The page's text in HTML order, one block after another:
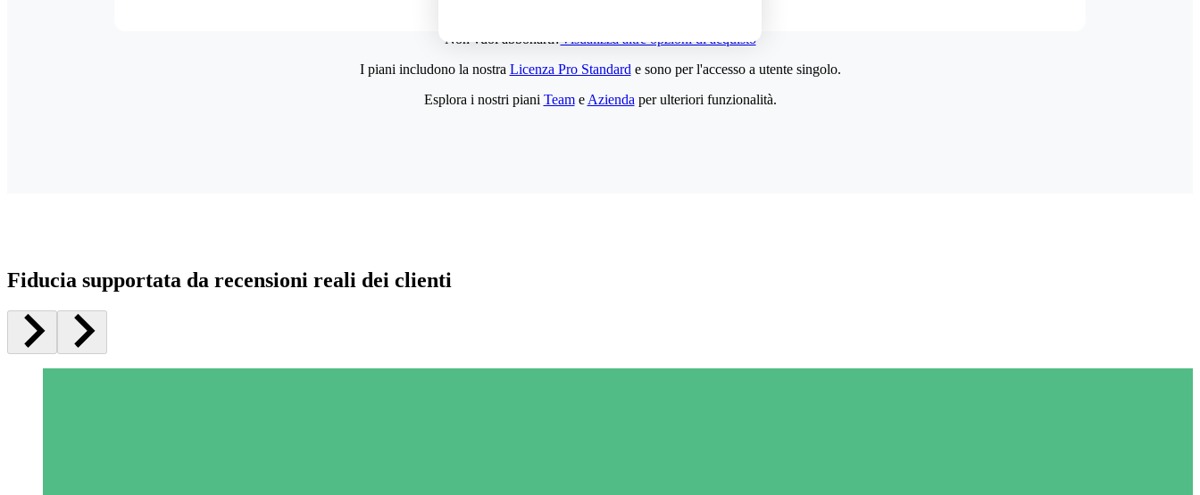
Non vuoi abbonarti?Visualizza altre opzioni di acquisto
I piani includono la nostra Licenza Pro Standard e sono per l'accesso a utente singolo.
Esplora i nostri piani Teame Azienda per ulteriori funzionalità.
Fiducia supportata da recensioni reali dei clienti